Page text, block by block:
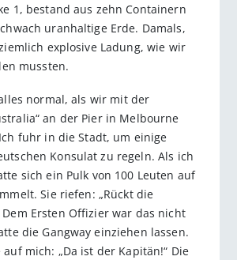
1, bestand aus zehn Containern
uranhaltige Erde. Damals,
explosive Ladung, wie wir
mussten.
normal, als wir mit der
an der Pier in Melbourne
fuhr in die Stadt, um einige
Konsulat zu regeln. Als ich
sich ein Pulk von 100 Leuten auf
Sie riefen: „Rückt die
Dem Ersten Offizier war das nicht
die Gangway einziehen lassen.
auf mich: „Da ist der Kapitän!“ Die